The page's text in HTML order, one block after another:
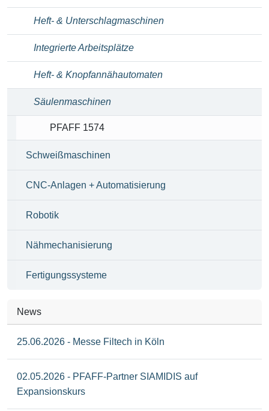
Heft- & Unterschlagmaschinen
Integrierte Arbeitsplätze
Heft- & Knopfannähautomaten
Säulenmaschinen
PFAFF 1574
Schweißmaschinen
CNC-Anlagen + Automatisierung
Robotik
Nähmechanisierung
Fertigungssysteme
News
25.06.2026 - Messe Filtech in Köln
02.05.2026 - PFAFF-Partner SIAMIDIS auf
Expansionskurs